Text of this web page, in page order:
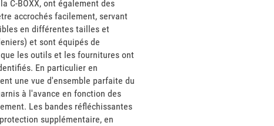
C-BOXX, ont également des
accrochés facilement, servant
en différentes tailles et
et sont équipés de
les outils et les fournitures ont
En particulier en
une vue d'ensemble parfaite du
à l'avance en fonction des
Les bandes réfléchissantes
supplémentaire, en